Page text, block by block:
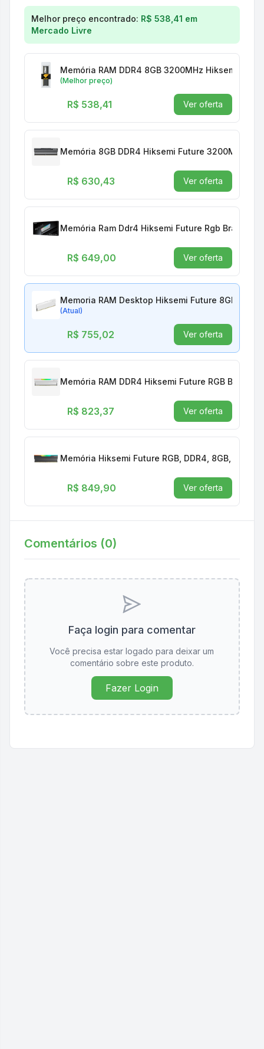
Comparação de preços paraMemoria RAM
Melhor preço encontrado: R$ 538,41 em
Mercado Livre
Memória RAM DDR4 8GB 3200MHz Hiksemi
(Melhor preço)
R$ 538,41 Ver oferta
Memória 8GB DDR4 Hiksemi Future 3200MHZ
R$ 630,43 Ver oferta
Memória Ram Ddr4 Hiksemi Future Rgb Branco
R$ 649,00 Ver oferta
Memoria RAM Desktop Hiksemi Future 8GB
(Atual)
R$ 755,02 Ver oferta
Memória RAM DDR4 Hiksemi Future RGB Branco
R$ 823,37 Ver oferta
Memória Hiksemi Future RGB, DDR4, 8GB,
R$ 849,90 Ver oferta
Comentários (0)
Faça login para comentar
Você precisa estar logado para deixar um
comentário sobre este produto.
Fazer Login